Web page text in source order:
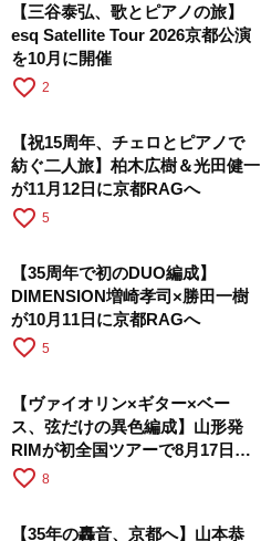
【三谷泰弘、歌とピアノの旅】
esq Satellite Tour 2026京都公演
を10月に開催
favorite_border 2
【祝15周年、チェロとピアノで
紡ぐ二人旅】柏木広樹＆光田健一
が11月12日に京都RAGへ
favorite_border 5
【35周年で初のDUO編成】
DIMENSION増崎孝司×勝田一樹
が10月11日に京都RAGへ
favorite_border 5
【ヴァイオリン×ギター×ベー
ス、弦だけの異色編成】山形発
RIMが初全国ツアーで8月17日に
RAGへ
favorite_border 8
【35年の轟音、京都へ】山本恭